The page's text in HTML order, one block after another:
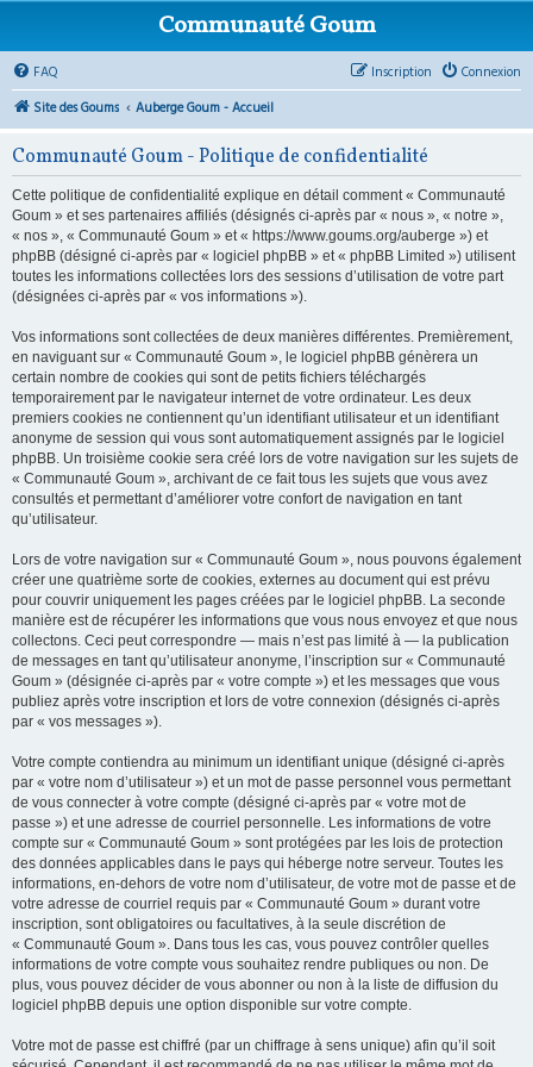
Communauté Goum
FAQ Connexion
Inscription
Site des Goums
Auberge Goum - Accueil
Communauté Goum - Politique de confidentialité
Cette politique de confidentialité explique en détail comment « Communauté
Goum » et ses partenaires affiliés (désignés ci-après par « nous », « notre »,
« nos », « Communauté Goum » et « https://www.goums.org/auberge ») et
phpBB (désigné ci-après par « logiciel phpBB » et « phpBB Limited ») utilisent
toutes les informations collectées lors des sessions d’utilisation de votre part
(désignées ci-après par « vos informations »).
Vos informations sont collectées de deux manières différentes. Premièrement,
en naviguant sur « Communauté Goum », le logiciel phpBB génèrera un
certain nombre de cookies qui sont de petits fichiers téléchargés
temporairement par le navigateur internet de votre ordinateur. Les deux
premiers cookies ne contiennent qu’un identifiant utilisateur et un identifiant
anonyme de session qui vous sont automatiquement assignés par le logiciel
phpBB. Un troisième cookie sera créé lors de votre navigation sur les sujets de
« Communauté Goum », archivant de ce fait tous les sujets que vous avez
consultés et permettant d’améliorer votre confort de navigation en tant
qu’utilisateur.
Lors de votre navigation sur « Communauté Goum », nous pouvons également
créer une quatrième sorte de cookies, externes au document qui est prévu
pour couvrir uniquement les pages créées par le logiciel phpBB. La seconde
manière est de récupérer les informations que vous nous envoyez et que nous
collectons. Ceci peut correspondre — mais n’est pas limité à — la publication
de messages en tant qu’utilisateur anonyme, l’inscription sur « Communauté
Goum » (désignée ci-après par « votre compte ») et les messages que vous
publiez après votre inscription et lors de votre connexion (désignés ci-après
par « vos messages »).
Votre compte contiendra au minimum un identifiant unique (désigné ci-après
par « votre nom d’utilisateur ») et un mot de passe personnel vous permettant
de vous connecter à votre compte (désigné ci-après par « votre mot de
passe ») et une adresse de courriel personnelle. Les informations de votre
compte sur « Communauté Goum » sont protégées par les lois de protection
des données applicables dans le pays qui héberge notre serveur. Toutes les
informations, en-dehors de votre nom d’utilisateur, de votre mot de passe et de
votre adresse de courriel requis par « Communauté Goum » durant votre
inscription, sont obligatoires ou facultatives, à la seule discrétion de
« Communauté Goum ». Dans tous les cas, vous pouvez contrôler quelles
informations de votre compte vous souhaitez rendre publiques ou non. De
plus, vous pouvez décider de vous abonner ou non à la liste de diffusion du
logiciel phpBB depuis une option disponible sur votre compte.
Votre mot de passe est chiffré (par un chiffrage à sens unique) afin qu’il soit